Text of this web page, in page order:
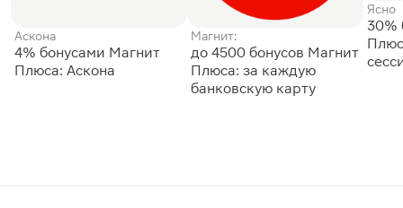
Аскона
4% бонусами Магнит
Плюса: Аскона
Магнит:
до 4500 бонусов Магнит
Плюса: за каждую
банковскую карту
Ясно
30%